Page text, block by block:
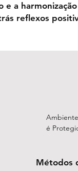
e a
reflexos
é
Métodos